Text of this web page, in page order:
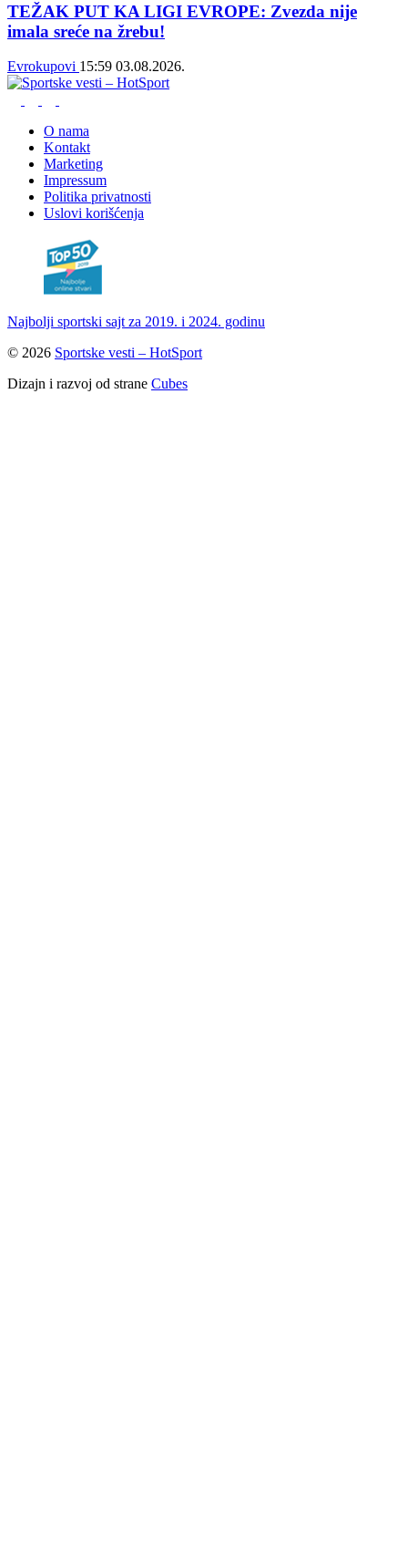
TEŽAK PUT KA LIGI EVROPE: Zvezda nije
imala sreće na žrebu!
Evrokupovi 15:59 03.08.2026.
O nama
Kontakt
Marketing
Impressum
Politika privatnosti
Uslovi korišćenja
Najbolji sportski sajt za 2019. i 2024. godinu
© 2026 Sportske vesti – HotSport
Dizajn i razvoj od strane Cubes